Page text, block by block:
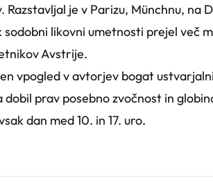
je v Parizu, Münchnu, na
likovni umetnosti prejel več
Avstrije.
vpogled v avtorjev bogat
prav posebno zvočnost in
dan med 10. in 17. uro.